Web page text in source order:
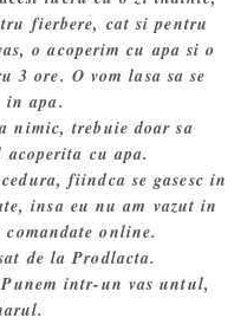
fierbere, cat si pentru
o acoperim cu apa si o
3 ore. O vom lasa sa se
in apa.
nimic, trebuie doar sa
cu apa.
fiindca se gasesc in
insa eu nu am vazut in
online.
de la Prodlacta.
intr-un vas untul,